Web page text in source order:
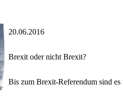
20.06.2016
Brexit oder nicht Brexit?
Bis zum Brexit-Referendum sind